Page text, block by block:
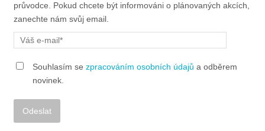
průvodce. Pokud chcete být informováni o plánovaných akcích,
zanechte nám svůj email.
Souhlasím se zpracováním osobních údajů a odběrem
novinek.